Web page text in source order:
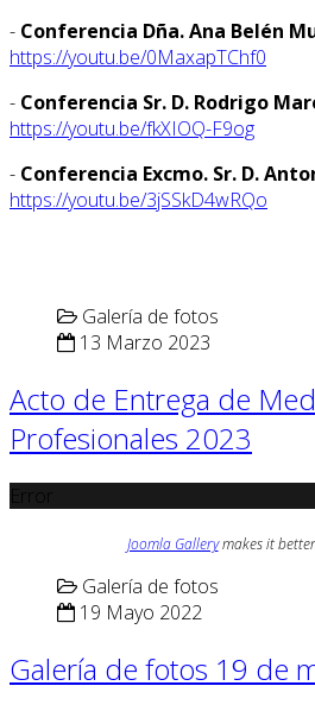
- Conferencia Dña. Ana Belén
https://youtu.be/0MaxapTChf0
- Conferencia Sr. D. Rodrigo
https://youtu.be/fkXIOQ-F9og
- Conferencia Excmo. Sr. D.
https://youtu.be/3jSSkD4wRQo
Galería de fotos
13 Marzo 2023
Acto de Entrega de
Profesionales 2023
Joomla Gallerymakes it
Galería de fotos
19 Mayo 2022
Galería de fotos 19 de